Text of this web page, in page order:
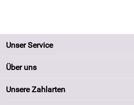
Unser Service
Kontakt
Kundeninformationen
Über uns
Unsere Bestseller
Unsere Zahlarten